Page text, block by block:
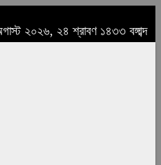
২০২৬, ২৪ শ্রাবণ ১৪৩৩ বঙ্গাব্দ